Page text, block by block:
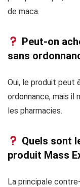
de maca.
Peut-on
sans
Oui, le produit peut
ordonnance, mais il
les pharmacies.
Quels sont
produit Mass
La principale